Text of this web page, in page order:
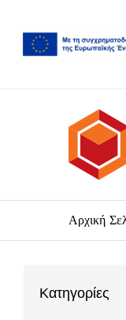
Αρχική
Κατηγορίες